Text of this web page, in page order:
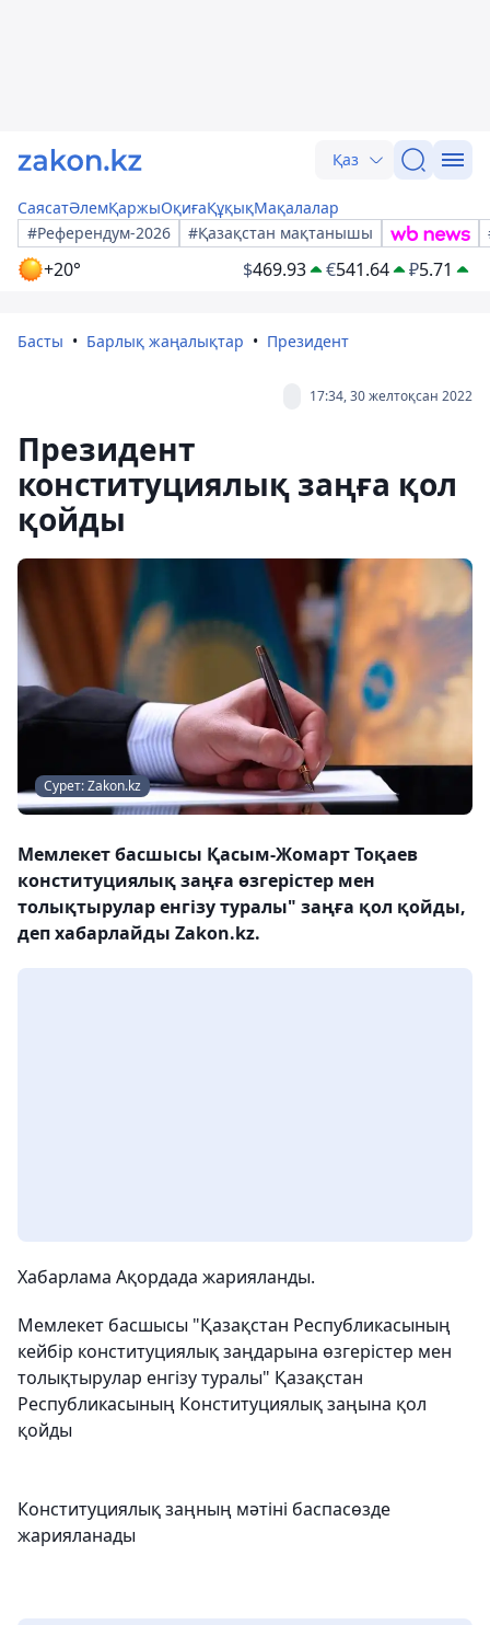
Қаз
СаясатӘлемҚаржыОқиғаҚұқықМақалалар
#Референдум-2026
#Қазақстан мақтанышы
+20° $469.93 €541.64 ₽5.71
Басты Барлық жаңалықтар Президент
17:34, 30 желтоқсан 2022
Президент
конституциялық заңға қол
қойды
Сурет: Zakon.kz
Мемлекет басшысы Қасым-Жомарт Тоқаев
конституциялық заңға өзгерістер мен
толықтырулар енгізу туралы" заңға қол қойды,
деп хабарлайды Zakon.kz.
Хабарлама Ақордада жарияланды.
Мемлекет басшысы "Қазақстан Республикасының
кейбір конституциялық заңдарына өзгерістер мен
толықтырулар енгізу туралы" Қазақстан
Республикасының Конституциялық заңына қол
қойды
Конституциялық заңның мәтіні баспасөзде
жарияланады